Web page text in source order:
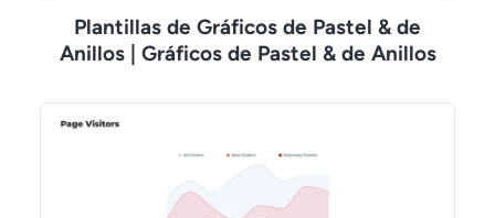
Plantillas de Gráficos de Pastel & de
Anillos | Gráficos de Pastel & de Anillos